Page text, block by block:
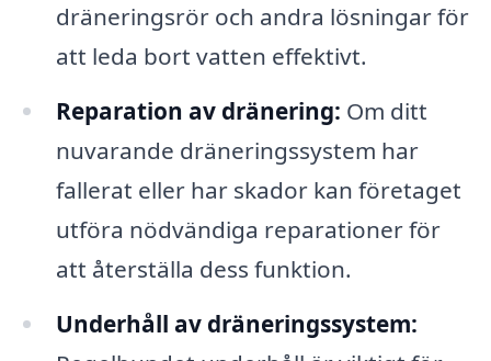
dräneringsrör och andra lösningar för
att leda bort vatten effektivt.
Reparation av dränering: Om ditt
nuvarande dräneringssystem har
fallerat eller har skador kan företaget
utföra nödvändiga reparationer för
att återställa dess funktion.
Underhåll av dräneringssystem: